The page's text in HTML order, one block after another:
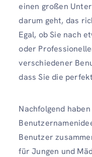
einen großen
darum geht, das
Egal, ob Sie nach
oder
verschiedener
dass Sie die
Nachfolgend
Benutzer
für Jungen und